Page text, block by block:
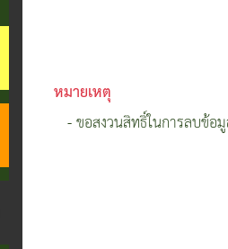
หมายเหตุ
- ขอสงวนสิทธิ์ในการลบข้อ